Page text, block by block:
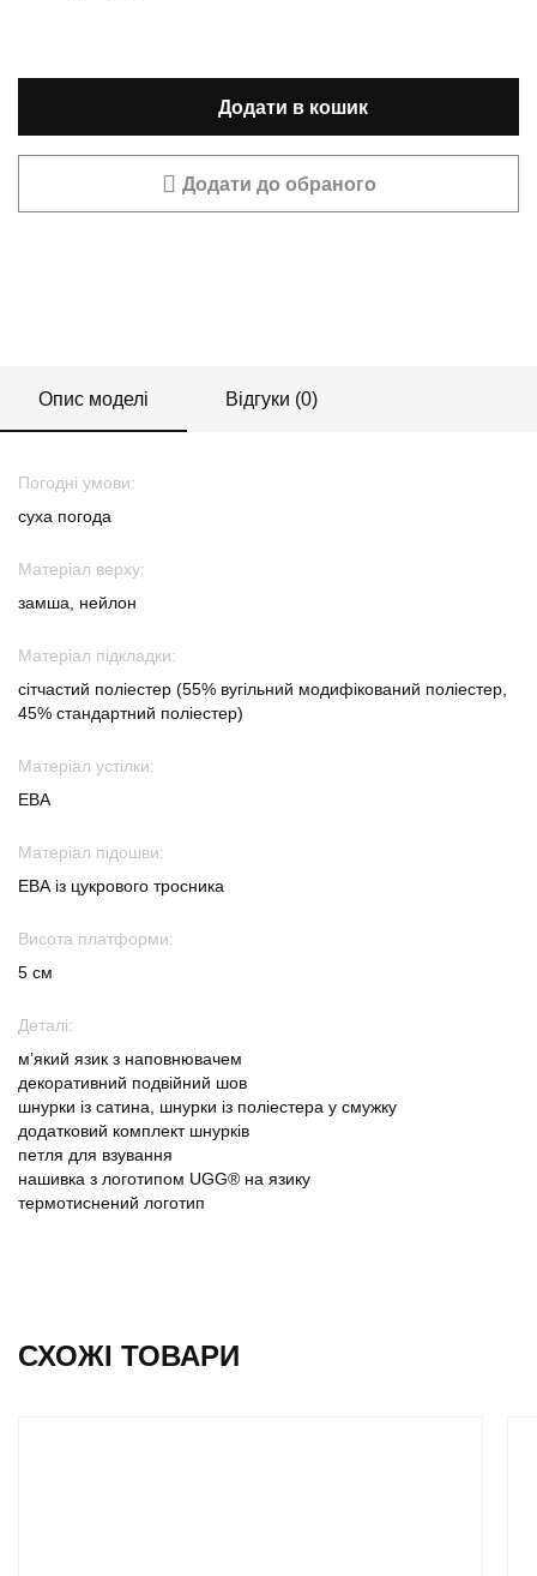
Додати в кошик
Додати до обраного
Опис моделі Відгуки (0)
Погодні умови:
суха погода
Матеріал верху:
замша, нейлон
Матеріал підкладки:
сітчастий поліестер (55% вугільний модифікований поліестер,
45% стандартний поліестер)
Матеріал устілки:
ЕВА
Матеріал підошви:
ЕВА із цукрового тросника
Висота платформи:
5 см
Деталі:
м’який язик з наповнювачем
декоративний подвійний шов
шнурки із сатина, шнурки із поліестера у смужку
додатковий комплект шнурків
петля для взування
нашивка з логотипом UGG® на язику
термотиснений логотип
СХОЖІ ТОВАРИ